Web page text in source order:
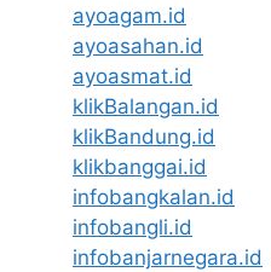
ayoagam.id
ayoasahan.id
ayoasmat.id
klikBalangan.id
klikBandung.id
klikbanggai.id
infobangkalan.id
infobangli.id
infobanjarnegara.id